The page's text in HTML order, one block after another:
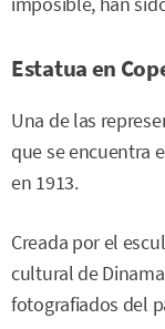
Estatua en
Una de las
que se encuentra
en 1913.
Creada por el
cultural de
fotografiados del